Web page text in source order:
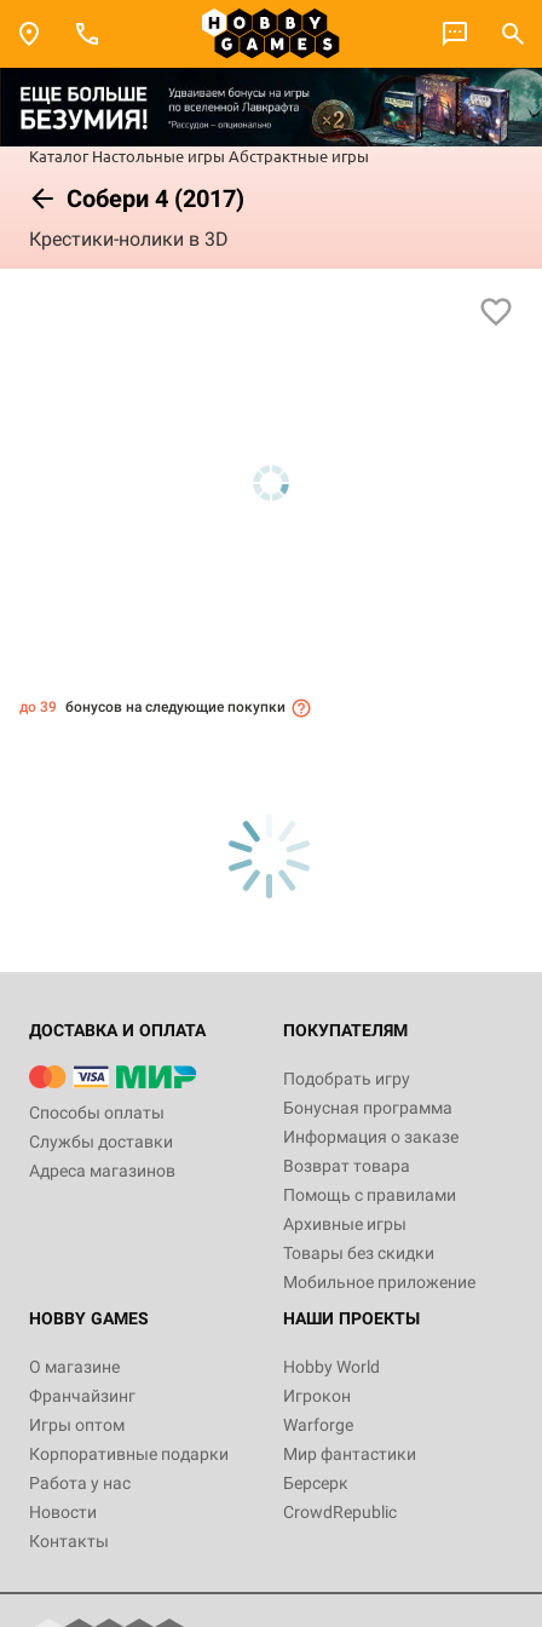
Каталог Настольные игры Абстрактные игры
Собери 4 (2017)
Крестики-нолики в 3D
до 39 бонусов на следующие покупки
ДОСТАВКА И ОПЛАТА
Способы оплаты
Службы доставки
Адреса магазинов
ПОКУПАТЕЛЯМ
Подобрать игру
Бонусная программа
Информация о заказе
Возврат товара
Помощь с правилами
Архивные игры
Товары без скидки
Мобильное приложение
HOBBY GAMES
О магазине
Франчайзинг
Игры оптом
Корпоративные подарки
Работа у нас
Новости
Контакты
НАШИ ПРОЕКТЫ
Hobby World
Игрокон
Warforge
Мир фантастики
Берсерк
CrowdRepublic